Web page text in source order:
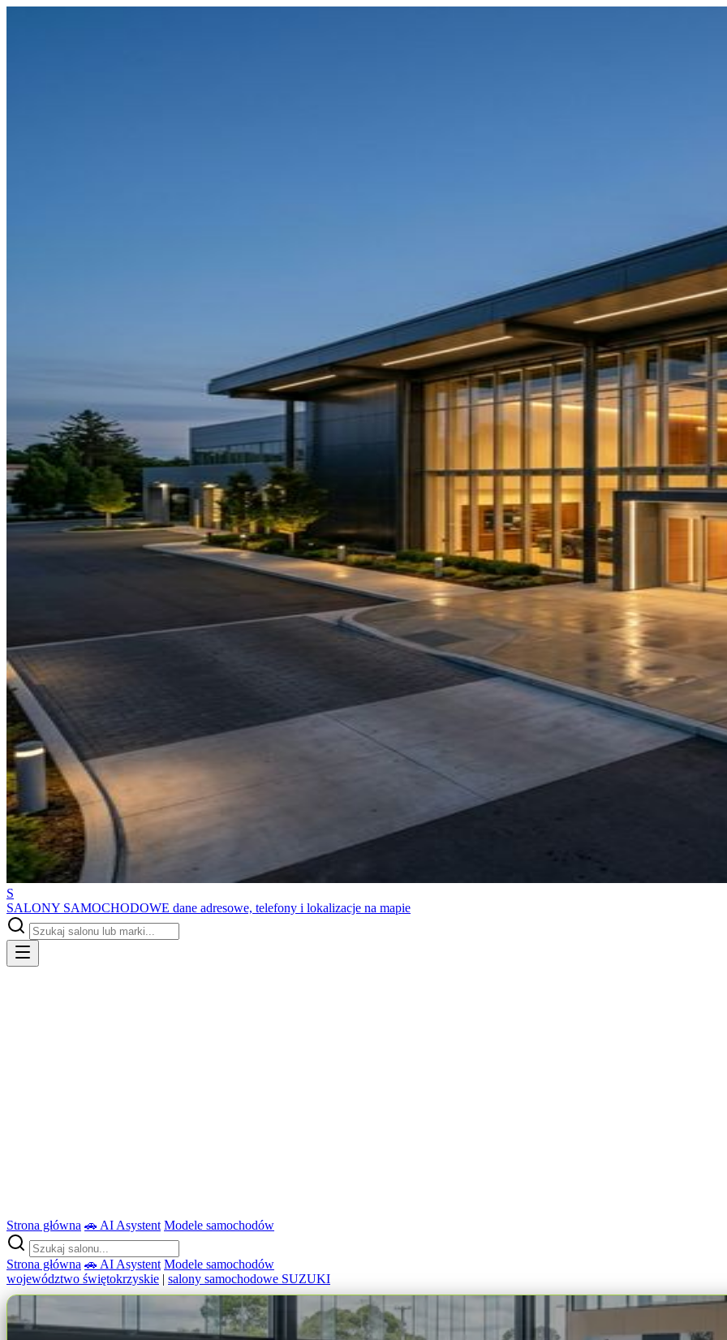
S
SALONY SAMOCHODOWE dane adresowe, telefony i lokalizacje na mapie
Strona główna 🚗 AI Asystent Modele samochodów
Strona główna 🚗 AI Asystent Modele samochodów
województwo świętokrzyskie | salony samochodowe SUZUKI